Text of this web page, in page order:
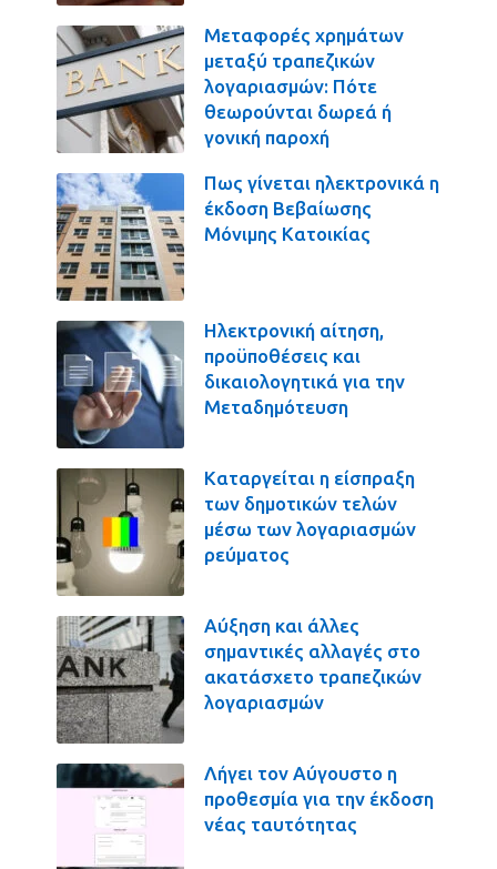
Μεταφορές χρημάτων
μεταξύ τραπεζικών
λογαριασμών: Πότε
θεωρούνται δωρεά ή
γονική παροχή
Πως γίνεται ηλεκτρονικά η
έκδοση Βεβαίωσης
Μόνιμης Κατοικίας
Ηλεκτρονική αίτηση,
προϋποθέσεις και
δικαιολογητικά για την
Μεταδημότευση
Καταργείται η είσπραξη
των δημοτικών τελών
μέσω των λογαριασμών
ρεύματος
Αύξηση και άλλες
σημαντικές αλλαγές στο
ακατάσχετο τραπεζικών
λογαριασμών
Λήγει τον Αύγουστο η
προθεσμία για την έκδοση
νέας ταυτότητας